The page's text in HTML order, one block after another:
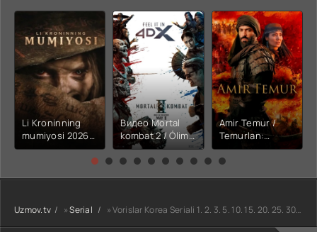
Li Kroninning
mumiyosi 2026
(uzbek tilida
kino) tarjima HD
Видео Mortal
kombat 2 / Ólim
jangi 2 (2026)
Uzbek tilida
Amir Temur /
Temurlan:
Fathchining
yuksalishi
tarjima kino Full
HD tas-ix
Uzmov.tv »Serial » Vorislar Korea Seriali 1. 2. 3. 5. 10. 15. 20. 25. 30. 40. 50 barcha qismlar Uzbek tilida kores seryal